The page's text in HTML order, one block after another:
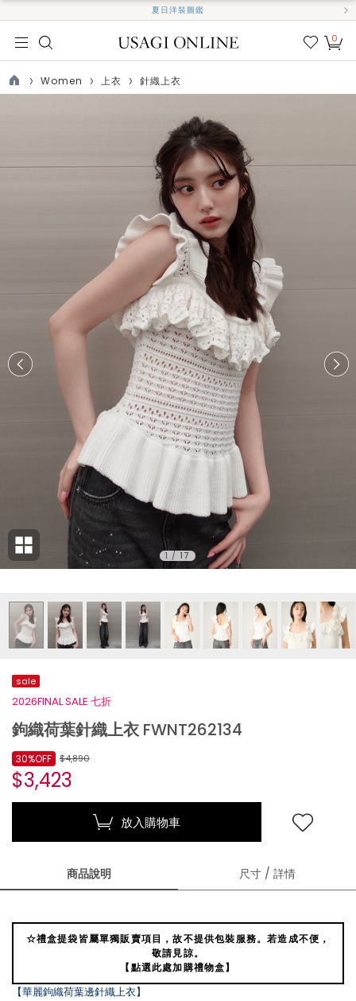
夏日洋裝圖鑑
我的
0
TOP
Women 上衣 針織上衣
1 / 17
sale
2026FINAL SALE 七折
鉤織荷葉針織上衣 FWNT262134
$4,890
$3,423
30%OFF
放入購物車
商品說明 尺寸 / 詳情
☆禮盒提袋皆屬單獨販賣項目，故不提供包裝服務。若造成不便，
敬請見諒。
【點選此處加購禮物盒】
【華麗鉤織荷葉邊針織上衣】